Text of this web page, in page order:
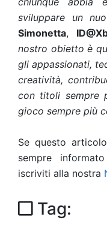
sviluppare un
Simonetta,
nostro obietto è
gli appassionati,
creatività,
con titoli sempre
gioco sempre più
Se questo
sempre
iscriviti alla nostra
Tag: